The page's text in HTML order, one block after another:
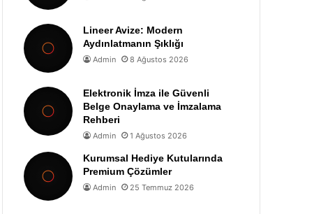
Lineer Avize: Modern
Aydınlatmanın Şıklığı
Admin 8 Ağustos 2026
Elektronik İmza ile Güvenli
Belge Onaylama ve İmzalama
Rehberi
Admin 1 Ağustos 2026
Kurumsal Hediye Kutularında
Premium Çözümler
Admin 25 Temmuz 2026